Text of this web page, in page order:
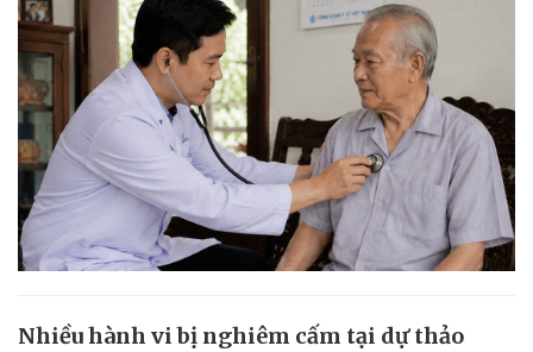
Nhiều hành vi bị nghiêm cấm tại dự thảo